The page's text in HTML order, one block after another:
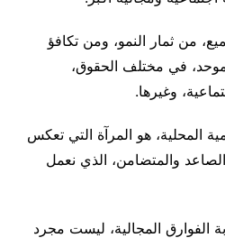
من ثمار النمو، ومن تكافؤ
في مختلف الحقوق،
وغيرها.
المحلية، هو المرآة التي تعكس
والمتضامن، الذي نعمل
الفوارق المجالية، ليست مجرد